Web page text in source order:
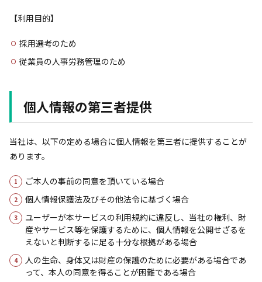
【利用目的】
採用選考のため
従業員の人事労務管理のため
個人情報の第三者提供
当社は、以下の定める場合に個人情報を第三者に提供することが
あります。
ご本人の事前の同意を頂いている場合
個人情報保護法及びその他法令に基づく場合
ユーザーが本サービスの利用規約に違反し、当社の権利、財
産やサービス等を保護するために、個人情報を公開せざるを
えないと判断するに足る十分な根拠がある場合
人の生命、身体又は財産の保護のために必要がある場合であ
って、本人の同意を得ることが困難である場合